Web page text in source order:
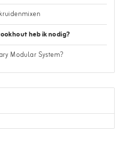
heb ik nodig?
Modular System?